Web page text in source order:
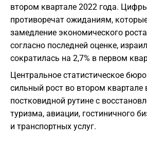
втором квартале 2022 года.
противоречат ожиданиям,
замедление экономического
согласно последней оценке,
сократилась на 2,7% в первом
Центральное статистическое
сильный рост во втором
постковидной рутине с
туризма, авиации, гостиничного
и транспортных услуг.